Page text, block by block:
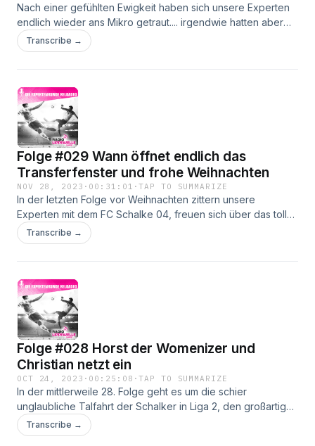
Nach einer gefühlten Ewigkeit haben sich unsere Experten
endlich wieder ans Mikro getraut.... irgendwie hatten aber
alle schon mal bessere Laune ...jeder hadert gerade mit
seinem Lieblingsklub und das wird gewohnt offen zum
Transcribe →
Folge #029 Wann öffnet endlich das
Transferfenster und frohe Weihnachten
NOV 28, 2023 · 00:31:01 ·TAP TO SUMMARIZE
In der letzten Folge vor Weihnachten zittern unsere
Experten mit dem FC Schalke 04, freuen sich über das tolle
Abschneiden der U17 bei der Fifa Weltmeisterschaft und
wagen einen Ausblick auf das Saisonende....
Transcribe →
Folge #028 Horst der Womenizer und
Christian netzt ein
OCT 24, 2023 · 00:25:08 ·TAP TO SUMMARIZE
In der mittlerweile 28. Folge geht es um die schier
unglaubliche Talfahrt der Schalker in Liga 2, den großartigen
Horst Hrubesch und überhaupt über Hamm als Nabel der
Fußballwelt ;-)
Transcribe →